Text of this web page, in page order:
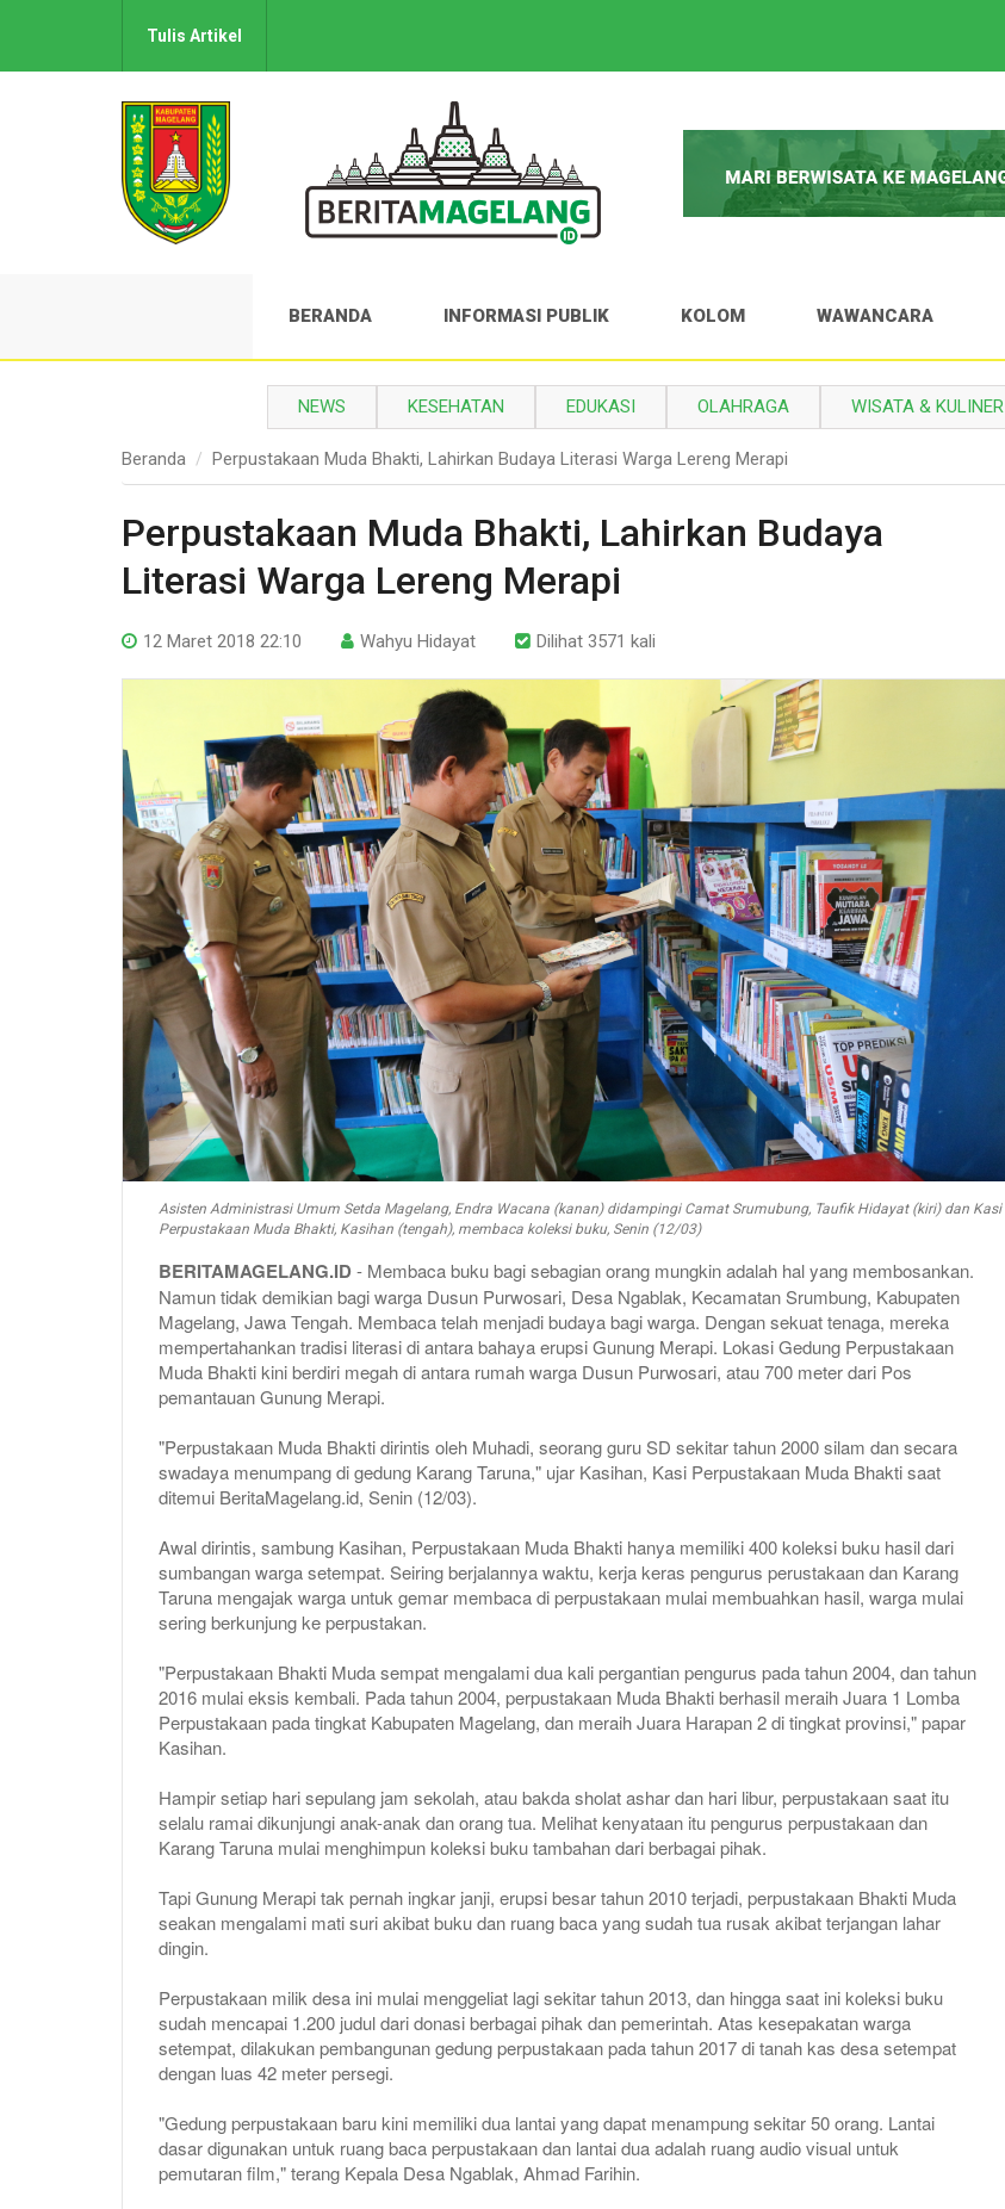
Tulis Artikel
BERANDA INFORMASI PUBLIK KOLOM WAWANCARA
NEWS KESEHATAN EDUKASI OLAHRAGA WISATA & KULINER
Beranda Perpustakaan Muda Bhakti, Lahirkan Budaya Literasi Warga Lereng Merapi
Perpustakaan Muda Bhakti, Lahirkan Budaya
Literasi Warga Lereng Merapi
12 Maret 2018 22:10 Wahyu Hidayat Dilihat 3571 kali
Asisten Administrasi Umum Setda Magelang, Endra Wacana (kanan) didampingi Camat Srumubung, Taufik Hidayat (kiri) dan Kasi
Perpustakaan Muda Bhakti, Kasihan (tengah), membaca koleksi buku, Senin (12/03)
BERITAMAGELANG.ID- Membaca buku bagi sebagian orang mungkin adalah hal yang membosankan.
Namun tidak demikian bagi warga Dusun Purwosari, Desa Ngablak, Kecamatan Srumbung, Kabupaten
Magelang, Jawa Tengah. Membaca telah menjadi budaya bagi warga. Dengan sekuat tenaga, mereka
mempertahankan tradisi literasi di antara bahaya erupsi Gunung Merapi. Lokasi Gedung Perpustakaan
Muda Bhakti kini berdiri megah di antara rumah warga Dusun Purwosari, atau 700 meter dari Pos
pemantauan Gunung Merapi.
"Perpustakaan Muda Bhakti dirintis oleh Muhadi, seorang guru SD sekitar tahun 2000 silam dan secara
swadaya menumpang di gedung Karang Taruna," ujar Kasihan, Kasi Perpustakaan Muda Bhakti saat
ditemui BeritaMagelang.id, Senin (12/03).
Awal dirintis, sambung Kasihan, Perpustakaan Muda Bhakti hanya memiliki 400 koleksi buku hasil dari
sumbangan warga setempat. Seiring berjalannya waktu, kerja keras pengurus perustakaan dan Karang
Taruna mengajak warga untuk gemar membaca di perpustakaan mulai membuahkan hasil, warga mulai
sering berkunjung ke perpustakan.
"Perpustakaan Bhakti Muda sempat mengalami dua kali pergantian pengurus pada tahun 2004, dan tahun
2016 mulai eksis kembali. Pada tahun 2004, perpustakaan Muda Bhakti berhasil meraih Juara 1 Lomba
Perpustakaan pada tingkat Kabupaten Magelang, dan meraih Juara Harapan 2 di tingkat provinsi," papar
Kasihan.
Hampir setiap hari sepulang jam sekolah, atau bakda sholat ashar dan hari libur, perpustakaan saat itu
selalu ramai dikunjungi anak-anak dan orang tua. Melihat kenyataan itu pengurus perpustakaan dan
Karang Taruna mulai menghimpun koleksi buku tambahan dari berbagai pihak.
Tapi Gunung Merapi tak pernah ingkar janji, erupsi besar tahun 2010 terjadi, perpustakaan Bhakti Muda
seakan mengalami mati suri akibat buku dan ruang baca yang sudah tua rusak akibat terjangan lahar
dingin.
Perpustakaan milik desa ini mulai menggeliat lagi sekitar tahun 2013, dan hingga saat ini koleksi buku
sudah mencapai 1.200 judul dari donasi berbagai pihak dan pemerintah. Atas kesepakatan warga
setempat, dilakukan pembangunan gedung perpustakaan pada tahun 2017 di tanah kas desa setempat
dengan luas 42 meter persegi.
"Gedung perpustakaan baru kini memiliki dua lantai yang dapat menampung sekitar 50 orang. Lantai
dasar digunakan untuk ruang baca perpustakaan dan lantai dua adalah ruang audio visual untuk
pemutaran film," terang Kepala Desa Ngablak, Ahmad Farihin.